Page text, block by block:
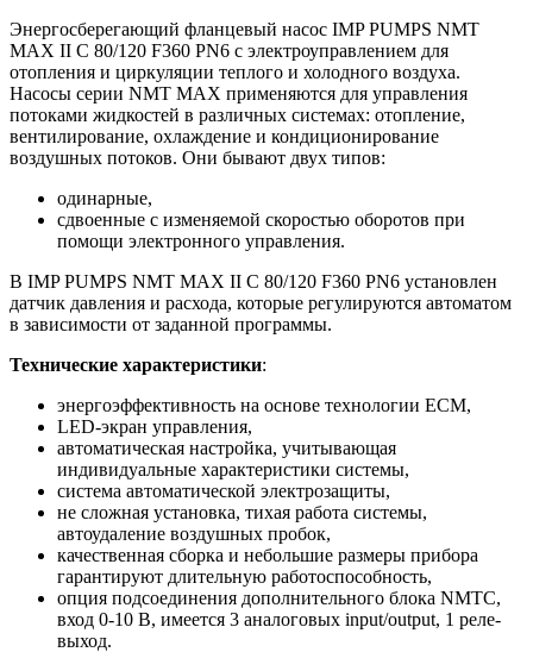
Энергосберегающий фланцевый насос IMP PUMPS NMT
MAX II C 80/120 F360 PN6 с электроуправлением для
отопления и циркуляции теплого и холодного воздуха.
Насосы серии NMT MAX применяются для управления
потоками жидкостей в различных системах: отопление,
вентилирование, охлаждение и кондиционирование
воздушных потоков. Они бывают двух типов:
одинарные,
сдвоенные с изменяемой скоростью оборотов при
помощи электронного управления.
В IMP PUMPS NMT MAX II C 80/120 F360 PN6 установлен
датчик давления и расхода, которые регулируются автоматом
в зависимости от заданной программы.
Технические характеристики:
энергоэффективность на основе технологии ECM,
LED-экран управления,
автоматическая настройка, учитывающая
индивидуальные характеристики системы,
система автоматической электрозащиты,
не сложная установка, тихая работа системы,
автоудаление воздушных пробок,
качественная сборка и небольшие размеры прибора
гарантируют длительную работоспособность,
опция подсоединения дополнительного блока NMTC,
вход 0-10 В, имеется 3 аналоговых input/output, 1 реле-
выход.